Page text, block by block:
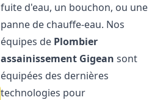
fuite d'eau, un bouchon, ou une
panne de chauffe-eau. Nos
équipes de Plombier
assainissement Gigean sont
équipées des dernières
technologies pour